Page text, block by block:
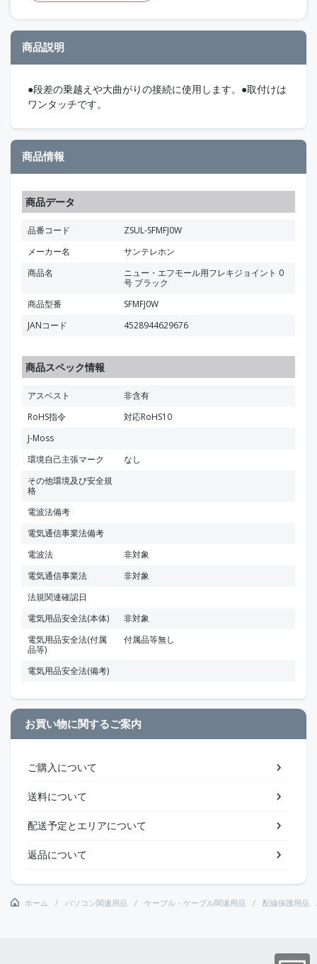
商品説明
●段差の乗越えや大曲がりの接続に使用します。●取付けは
ワンタッチです。
商品情報
商品データ
品番コード
ZSUL-SFMFJ0W
メーカー名
サンテレホン
商品名
ニュー・エフモール用フレキジョイント 0
号 ブラック
商品型番
SFMFJ0W
JANコード
4528944629676
商品スペック情報
アスベスト
非含有
RoHS指令
対応RoHS10
J-Moss
環境自己主張マーク
なし
その他環境及び安全規
格
電波法備考
電気通信事業法備考
電波法
非対象
電気通信事業法
非対象
法規関連確認日
電気用品安全法(本体)
非対象
電気用品安全法(付属
品等)
付属品等無し
電気用品安全法(備考)
お買い物に関するご案内
ご購入について
送料について
配送予定とエリアについて
返品について
ホーム パソコン関連用品 ケーブル・ケーブル関連用品 配線保護用品